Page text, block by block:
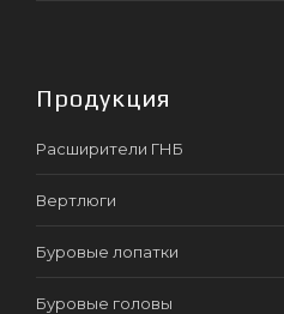
Продукция
Расширители ГНБ
Вертлюги
Буровые лопатки
Буровые головы